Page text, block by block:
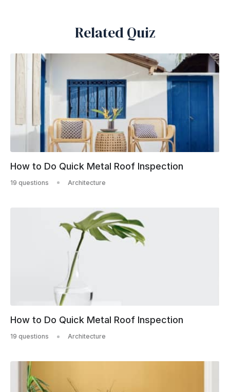
Related Quiz
How to Do Quick Metal Roof Inspection
19 questions Architecture
How to Do Quick Metal Roof Inspection
19 questions Architecture